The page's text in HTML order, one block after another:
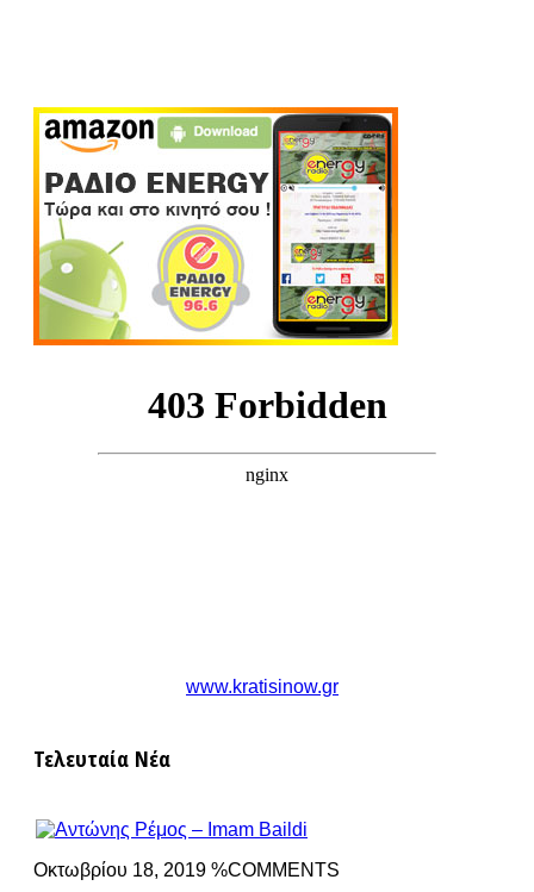
www.kratisinow.gr
Τελευταία Νέα
Οκτωβρίου 18, 2019 %COMMENTS